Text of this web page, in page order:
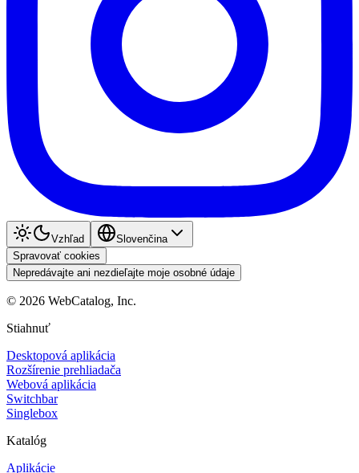
Vzhľad
Slovenčina
Spravovať cookies
Nepredávajte ani nezdieľajte moje osobné údaje
© 2026 WebCatalog, Inc.
Stiahnuť
Desktopová aplikácia
Rozšírenie prehliadača
Webová aplikácia
Switchbar
Singlebox
Katalóg
Aplikácie